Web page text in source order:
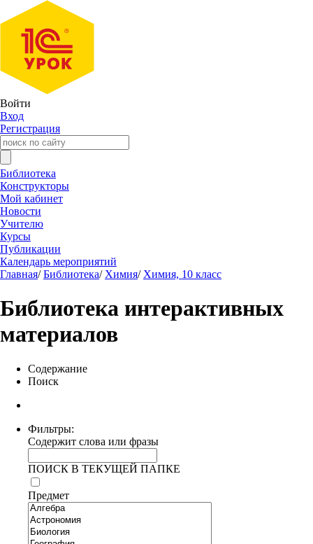
Войти
Вход
Регистрация
Библиотека
Конструкторы
Мой кабинет
Новости
Учителю
Курсы
Публикации
Календарь мероприятий
Главная/ Библиотека/ Химия/ Химия, 10 класс
Библиотека интерактивных
материалов
Содержание
Поиск
Фильтры:
Содержит слова или фразы
ПОИСК В ТЕКУЩЕЙ ПАПКЕ
Предмет